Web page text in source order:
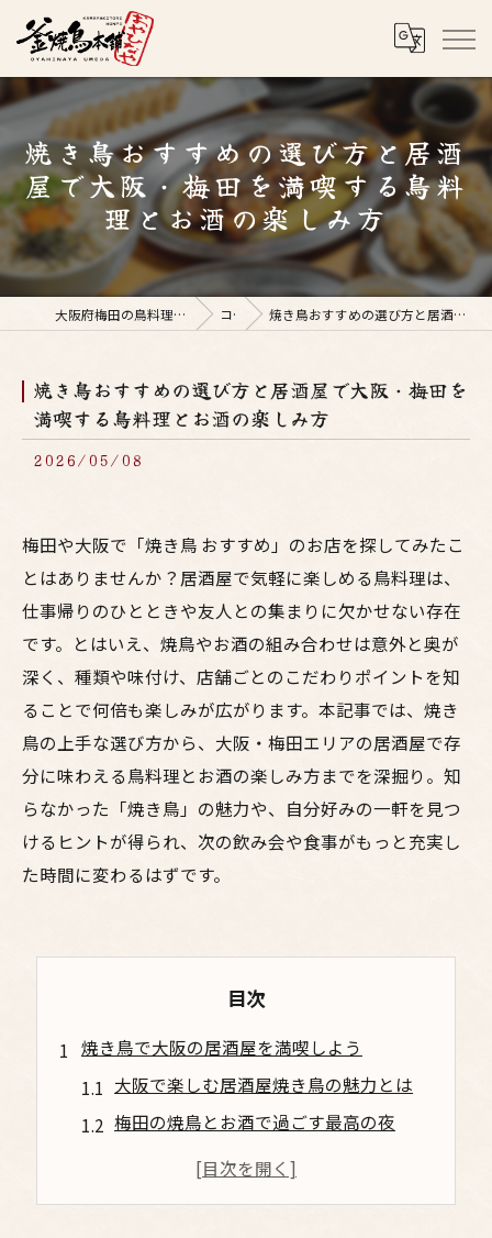
焼き鳥おすすめの選び方と居酒
屋で大阪・梅田を満喫する鳥料
理とお酒の楽しみ方
大阪府梅田の鳥料理なら釜焼鳥本舗おやひなや 梅田店 コラム 焼き鳥おすすめの選び方と居酒屋で大阪・梅田を満喫する鳥料理とお酒の楽しみ方
焼き鳥おすすめの選び方と居酒屋で大阪・梅田を
満喫する鳥料理とお酒の楽しみ方
2026/05/08
梅田や大阪で「焼き鳥 おすすめ」のお店を探してみたこ
とはありませんか？居酒屋で気軽に楽しめる鳥料理は、
仕事帰りのひとときや友人との集まりに欠かせない存在
です。とはいえ、焼鳥やお酒の組み合わせは意外と奥が
深く、種類や味付け、店舗ごとのこだわりポイントを知
ることで何倍も楽しみが広がります。本記事では、焼き
鳥の上手な選び方から、大阪・梅田エリアの居酒屋で存
分に味わえる鳥料理とお酒の楽しみ方までを深掘り。知
らなかった「焼き鳥」の魅力や、自分好みの一軒を見つ
けるヒントが得られ、次の飲み会や食事がもっと充実し
た時間に変わるはずです。
目次
焼き鳥で大阪の居酒屋を満喫しよう
大阪で楽しむ居酒屋焼き鳥の魅力とは
梅田の焼鳥とお酒で過ごす最高の夜
鳥料理が豊富な大阪の居酒屋選び方